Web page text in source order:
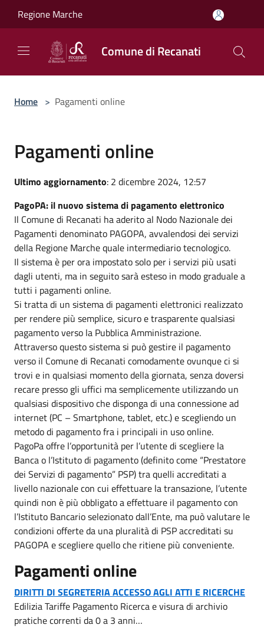
Regione Marche
Comune di Recanati
Home > Pagamenti online
Pagamenti online
Ultimo aggiornamento: 2 dicembre 2024, 12:57
PagoPA: il nuovo sistema di pagamento elettronico
Il Comune di Recanati ha aderito al Nodo Nazionale dei
Pagamenti denominato PAGOPA, avvalendosi dei servizi
della Regione Marche quale intermediario tecnologico.
Il sistema è per ora impostato solo per i servizi più usati
dagli utenti, ma in seguito sarà esteso in modo graduale a
tutti i pagamenti online.
Si tratta di un sistema di pagamenti elettronici realizzato
per rendere più semplice, sicuro e trasparente qualsiasi
pagamento verso la Pubblica Amministrazione.
Attraverso questo sistema si può gestire il pagamento
verso il Comune di Recanati comodamente ovunque ci si
trovi e in qualsiasi momento della giornata, senza doversi
recare presso gli uffici ma semplicemente utilizzando un
qualsiasi dispositivo che disponga di una connessione ad
internet (PC – Smartphone, tablet, etc.) e scegliendo un
metodo di pagamento fra i principali in uso online.
PagoPa offre l’opportunità per l’utente di scegliere la
Banca o l’Istituto di pagamento (definito come “Prestatore
dei Servizi di pagamento” PSP) tra quelli accreditati a
livello nazionale con cui effettuare la transazione, l’utente
quindi non è più obbligato a effettuare il pagamento con
l’Istituto Bancario selezionato dall’Ente, ma può valutare le
condizioni offerte da una pluralità di PSP accreditati su
PAGOPA e scegliere quello che ritiene più conveniente.
Pagamenti online
DIRITTI DI SEGRETERIA ACCESSO AGLI ATTI E RICERCHE
Edilizia Tariffe Pagamento Ricerca e visura di archivio
pratiche correnti da 0 a 3 anni…